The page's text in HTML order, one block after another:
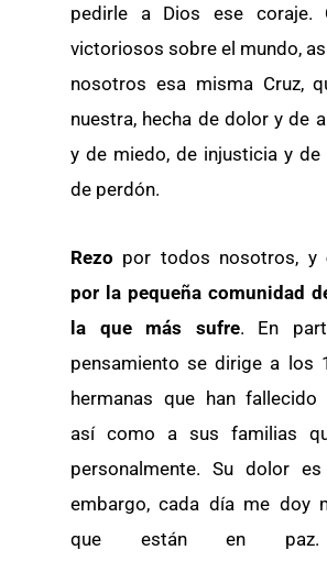
pedirle a Dios ese coraje.
victoriosos sobre el mundo,
nosotros esa misma Cruz,
nuestra, hecha de dolor y de
y de miedo, de injusticia y
de perdón.
Rezo por todos nosotros, y
por la pequeña comunidad
la que más sufre. En
pensamiento se dirige a los
hermanas que han fallecido
así como a sus familias
personalmente. Su dolor
embargo, cada día me doy
que están en paz.